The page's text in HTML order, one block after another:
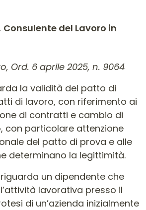
Consulente del Lavoro in
Ord. 6 aprile 2025, n. 9064
la validità del patto di
di lavoro, con riferimento ai
di contratti e cambio di
con particolare attenzione
del patto di prova e alle
determinano la legittimità.
un dipendente che
lavorativa presso il
di un’azienda inizialmente